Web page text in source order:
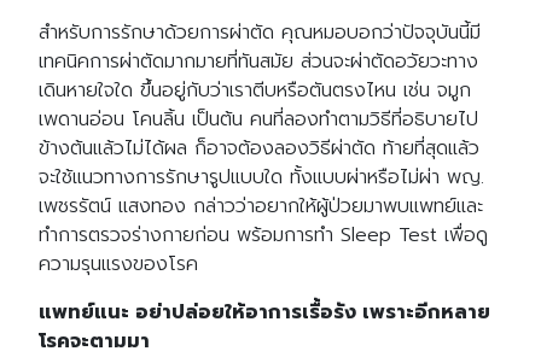
สำหรับการรักษาด้วยการผ่าตัด คุณหมอบอกว่าปัจจุบันนี้มี
เทคนิคการผ่าตัดมากมายที่ทันสมัย ส่วนจะผ่าตัดอวัยวะทาง
เดินหายใจใด ขึ้นอยู่กับว่าเราตีบหรือตันตรงไหน เช่น จมูก
เพดานอ่อน โคนลิ้น เป็นต้น คนที่ลองทำตามวิธีที่อธิบายไป
ข้างต้นแล้วไม่ได้ผล ก็อาจต้องลองวิธีผ่าตัด ท้ายที่สุดแล้ว
จะใช้แนวทางการรักษารูปแบบใด ทั้งแบบผ่าหรือไม่ผ่า พญ.
เพชรรัตน์ แสงทอง กล่าวว่าอยากให้ผู้ป่วยมาพบแพทย์และ
ทำการตรวจร่างกายก่อน พร้อมการทำ Sleep Test เพื่อดู
ความรุนแรงของโรค
แพทย์แนะ อย่าปล่อยให้อาการเรื้อรัง เพราะอีกหลาย
โรคจะตามมา